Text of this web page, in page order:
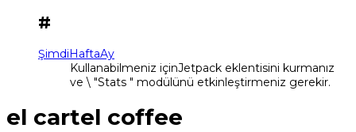
#
ŞimdiHaftaAy
Kullanabilmeniz içinJetpack eklentisini kurmanız
ve \ "Stats " modülünü etkinleştirmeniz gerekir.
el cartel coffee